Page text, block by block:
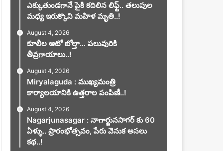
ఎక్కుతుండగానే పైకి కదిలిన లిఫ్ట్‌.. తలుపుల
మధ్య ఇరుక్కొని మహిళ మృతి..!
August 4, 2026
కూలీల ఆటో బోల్తా… పలువురికి
తీవ్రగాయాలు..!
August 4, 2026
Miryalaguda : ముఖ్యమంత్రి
కార్యాలయానికి ఉత్తరాల పంపిణీ..!
August 4, 2026
Nagarjunasagar : నాగార్జునసాగర్ కు 60
ఏళ్ళు.. ప్రారంభోత్సవం, పేరు వెనుక అసలు
కథ..!